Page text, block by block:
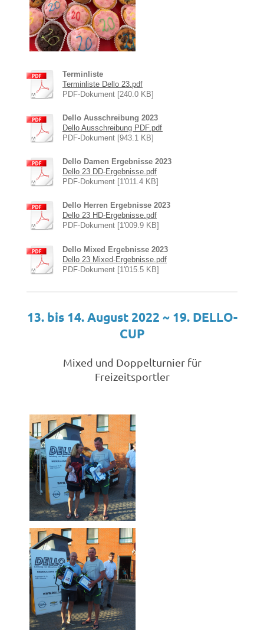
Terminliste
Terminliste Dello 23.pdf
PDF-Dokument [240.0 KB]
Dello Ausschreibung 2023
Dello Ausschreibung PDF.pdf
PDF-Dokument [943.1 KB]
Dello Damen Ergebnisse 2023
Dello 23 DD-Ergebnisse.pdf
PDF-Dokument [1'011.4 KB]
Dello Herren Ergebnisse 2023
Dello 23 HD-Ergebnisse.pdf
PDF-Dokument [1'009.9 KB]
Dello Mixed Ergebnisse 2023
Dello 23 Mixed-Ergebnisse.pdf
PDF-Dokument [1'015.5 KB]
13. bis 14. August 2022 ~ 19. DELLO-
CUP
Mixed und Doppelturnier für
Freizeitsportler